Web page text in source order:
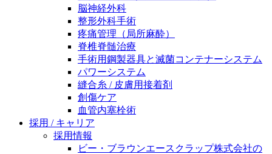
水頭症について
「水頭症」とはどのような疾患なのでしょう。成人に
多い水頭症と、小児に多い水頭症の特徴と症状、検査
や治療法など「水頭症」の概要を知っていただくこと
エースクラップアカデミー
医療に携わるあらゆる方々に、学びと情報共有の場を
提供していくことを目指します。
脳神経外科
整形外科手術
疼痛管理（局所麻酔）
脊椎脊髄治療
手術用鋼製器具と滅菌コンテナーシステム
パワーシステム
縫合糸 / 皮膚用接着剤
創傷ケア
血管内塞栓術
採用 / キャリア
採用情報
ビー・ブラウンエースクラップ株式会社の